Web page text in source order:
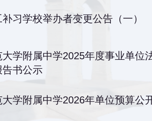
习学校举办者变更公告（一）
学附属中学2025年度事业单位
告书公示
学附属中学2026年单位预算公